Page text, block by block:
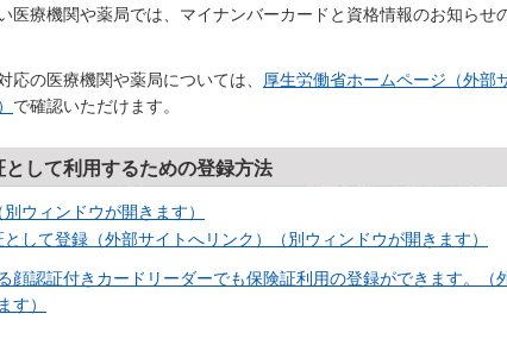
医療機関や薬局では、マイナンバーカードと資格情報のお知らせ
応の医療機関や薬局については、 厚生労働省ホームページ（外部
で確認いただけます。
して利用するための登録方法
ウィンドウが開きます）
して登録（外部サイトへリンク）（別ウィンドウが開きます）
顔認証付きカードリーダーでも保険証利用の登録ができます。（
す）